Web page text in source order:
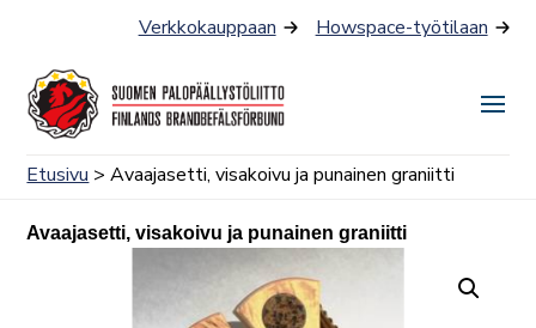
Verkkokauppaan Howspace-työtilaan
Etusivu > Avaajasetti, visakoivu ja punainen graniitti
Avaajasetti, visakoivu ja punainen graniitti